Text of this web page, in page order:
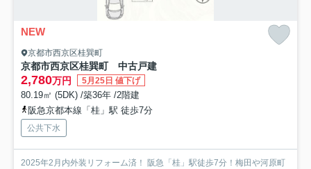
NEW
京都市西京区桂巽町
京都市西京区桂巽町 中古戸建
2,780万円 5月25日 値下げ
80.19㎡ (5DK) /築36年 /2階建
阪急京都本線「桂」駅 徒歩7分
公共下水
2025年2月内外装リフォーム済！ 阪急「桂」駅徒歩7分！梅田や河原町